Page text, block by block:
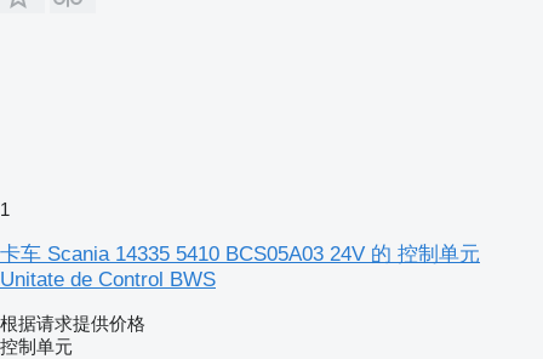
1
卡车 Scania 14335 5410 BCS05A03 24V 的 控制单元
Unitate de Control BWS
根据请求提供价格
控制单元